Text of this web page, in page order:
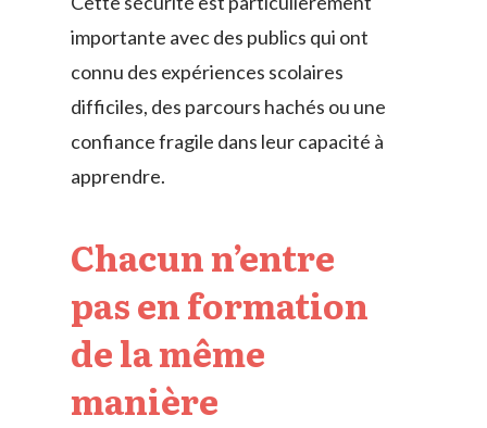
importante avec des publics qui ont
connu des expériences scolaires
difficiles, des parcours hachés ou une
confiance fragile dans leur capacité à
apprendre.
Chacun n’entre
pas en formation
de la même
manière